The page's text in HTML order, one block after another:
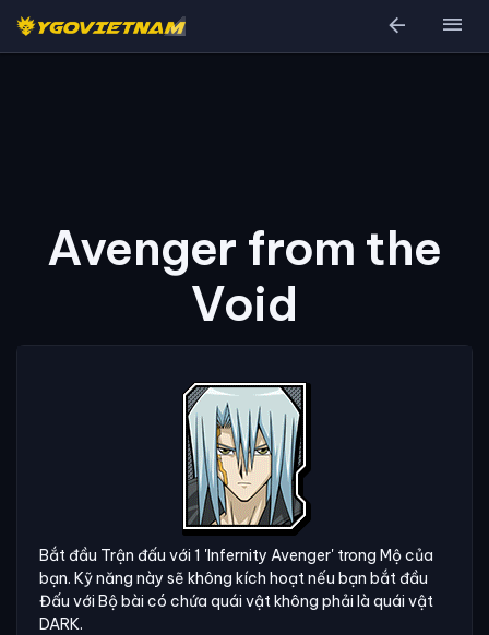
arrow_back menu
Avenger from the
Void
Bắt đầu Trận đấu với 1 'Infernity Avenger' trong Mộ của
bạn. Kỹ năng này sẽ không kích hoạt nếu bạn bắt đầu
Đấu với Bộ bài có chứa quái vật không phải là quái vật
DARK.